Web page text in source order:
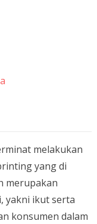
melakukan
yang di
merupakan
yakni ikut serta
konsumen dalam